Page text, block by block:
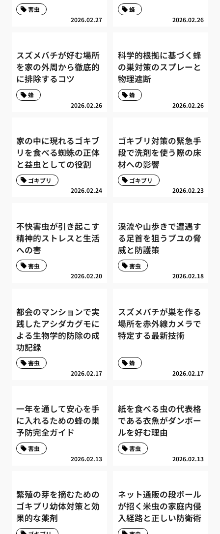
2026.02.27
害虫
2026.02.26
蜂
スズメバチが好む場所
を家の外周から徹底的
に排除するコツ
2026.02.26
蜂
科学的根拠に基づく蜂
の巣対策のスプレーと
物理遮断
2026.02.26
蜂
家の中に現れるゴキブ
リを食べる蜘蛛の正体
と益虫としての役割
2026.02.24
ゴキブリ
ゴキブリ対策の緊急手
段で洗剤を使う際の床
材への影響
2026.02.23
ゴキブリ
不快害虫が引き起こす
精神的ストレスと生活
への害
2026.02.20
害虫
渓流や山歩きで遭遇す
る足首を狙うブユの脅
威と防護策
2026.02.18
害虫
都会のマンションで実
践したアシダカグモに
よる生物学的防除の成
功記録
2026.02.17
害虫
スズメバチが巣を作る
場所を赤外線カメラで
特定する最新技術
2026.02.17
蜂
一年を通して安心を手
に入れるための蜂の巣
予防完全ガイド
2026.02.13
害虫
紙を食べる虫の代表格
である衣魚がダンボー
ルを好む理由
2026.02.13
害虫
繁殖の芽を摘むための
ゴキブリ幼体対策と効
果的な薬剤
ネット通販の段ボール
が招く米虫の家庭内侵
入経路と正しい防衛術